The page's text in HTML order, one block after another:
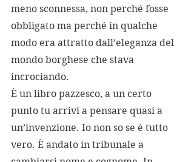
meno sconnessa, non perché fosse
obbligato ma perché in qualche
modo era attratto dall’eleganza del
mondo borghese che stava
incrociando.
È un libro pazzesco, a un certo
punto tu arrivi a pensare quasi a
un’invenzione. Io non so se è tutto
vero. È andato in tribunale a